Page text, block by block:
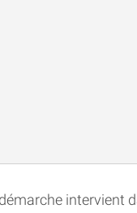
intervient